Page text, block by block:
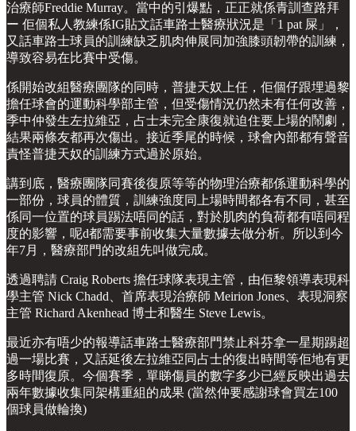
治療師Freddie Murray。當中的引爆點，正正就係青訓查路拜
ー 佢個私人教練係IG貼文話車路士醫療狀況是「1 pat 屎」，
又話車路士球員的訓練缺乏肌肉伸展同加強膝頭韌帶的訓練，
導致容易在比賽中受傷。
係開始改組醫療團隊的同時，普捷天奴上任，佢個仔跟埋過黎
擔任球會的運動科學部主管，但受傷情況仍然未有任何改善，
季中仲發生左拉維亞，占士未完全康復就迫住要上場的鬧劇，
結果兩條友都再次傷出。接近季尾的時候，球會內部都有聲音
責怪普捷天奴的訓練方式過於原始。
講到底，醫療團隊同賽後復原等等的物理治療都係運動科學的
一部份，球員的體質，訓練強度同上場時間都各有不同，甚至
係同一位置的球員踢法唔同的話，對於肌肉的負荷都有唔同程
度的影響，呢d都需要事前收集大量數據去做分析。所以到今
年7月，醫療部門的改組先叫做完成。
透過聘請 Craig Roberts 擔任球隊表現主管，由佢黎領導表現科
學主管 Nick Chadd、首席表現治療師 Meirion Jones、表現洞察
主管 Richard Akenhead 博士和醫生 Steve Lewis。
最近亦有唔少的報導話車路士醫療部門禁止科芬拿一星期踢超
過一場比賽，又話延後左拉維亞同占士的復出時間等佢地有更
多時間復原。今個賽季，單睇傷員的數字多少已經反映出過去
兩年數據收集同架構重組的成果 (當然仲要感謝球會買左100
個球員做輪換)